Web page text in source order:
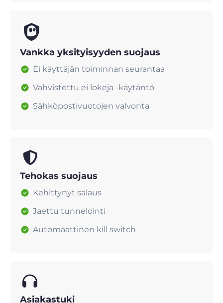
Vankka yksityisyyden suojaus
Ei käyttäjän toiminnan seurantaa
Vahvistettu ei lokeja -käytäntö
Sähköpostivuotojen valvonta
Tehokas suojaus
Kehittynyt salaus
Jaettu tunnelointi
Automaattinen kill switch
Asiakastuki